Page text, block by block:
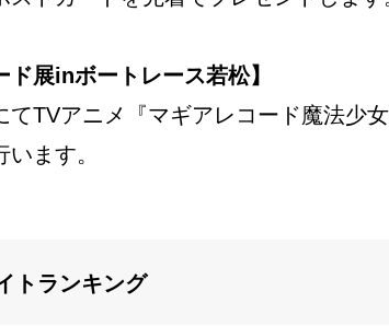
ド展inボートレース若松】
てTVアニメ『マギアレコード魔法少
ます。
トランキング